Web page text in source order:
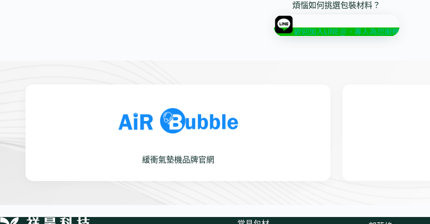
煩惱如何挑選包裝材料？
歡迎加入LINE@，專人為您服務
緩衝氣墊機品牌官網